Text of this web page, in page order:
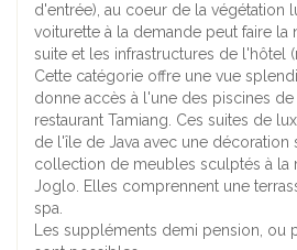
d'entrée), au coeur de la végétation
voiturette à la demande peut faire la
suite et les infrastructures de l'hôtel
Cette catégorie offre une vue
donne accès à l'une des piscines
restaurant Tamiang. Ces suites de
de l'île de Java avec une décoration
collection de meubles sculptés à la
Joglo. Elles comprennent une
spa.
Les suppléments demi pension, ou